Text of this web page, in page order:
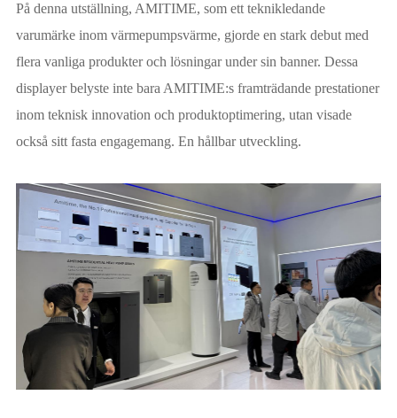
På denna utställning, AMITIME, som ett teknikledande
varumärke inom värmepumpsvärme, gjorde en stark debut med
flera vanliga produkter och lösningar under sin banner. Dessa
displayer belyste inte bara AMITIME:s framträdande prestationer
inom teknisk innovation och produktoptimering, utan visade
också sitt fasta engagemang. En hållbar utveckling.